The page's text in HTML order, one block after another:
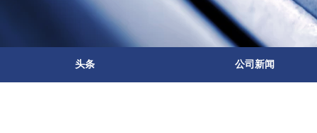
头条 公司新闻